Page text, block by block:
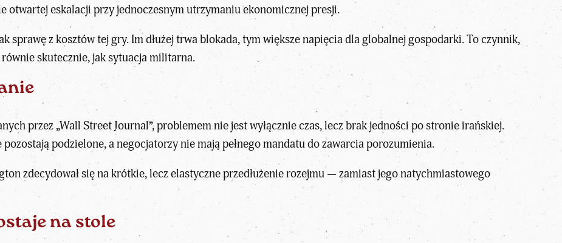
otwartej eskalacji przy jednoczesnym utrzymaniu ekonomicznej presji.
sprawę z kosztów tej gry. Im dłużej trwa blokada, tym większe napięcia dla globalnej gospodarki. To czynnik,
skutecznie, jak sytuacja militarna.
przez „Wall Street Journal”, problemem nie jest wyłącznie czas, lecz brak jedności po stronie irańskiej.
pozostają podzielone, a negocjatorzy nie mają pełnego mandatu do zawarcia porozumienia.
zdecydował się na krótkie, lecz elastyczne przedłużenie rozejmu — zamiast jego natychmiastowego
na stole